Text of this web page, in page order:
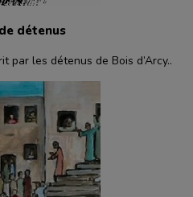
détenus
par les détenus de Bois d’Arcy..